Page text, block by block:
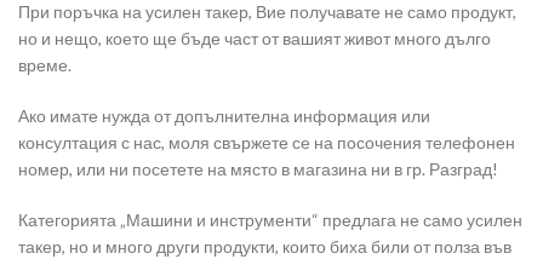
При поръчка на усилен такер, Вие получавате не само продукт,
но и нещо, което ще бъде част от вашият живот много дълго
време.
Ако имате нужда от допълнителна информация или
консултация с нас, моля свържете се на посочения телефонен
номер, или ни посетете на място в магазина ни в гр. Разград!
Категорията „Машини и инструменти“ предлага не само усилен
такер, но и много други продукти, които биха били от полза във